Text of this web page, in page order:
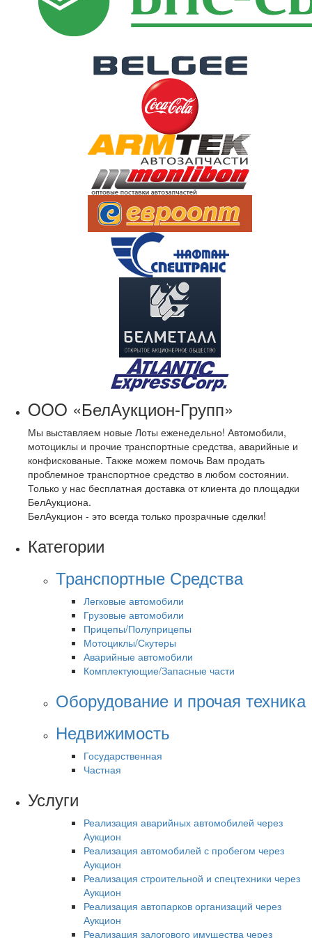
OOO «БелАукцион-Групп»
Мы выставляем новые Лоты еженедельно! Автомобили,
мотоциклы и прочие транспортные средства, аварийные и
конфискованые. Также можем помочь Вам продать
проблемное транспортное средство в любом состоянии.
Только у нас бесплатная доставка от клиента до площадки
БелАукциона.
БелАукцион - это всегда только прозрачные сделки!
Категории
Транспортные Средства
Легковые автомобили
Грузовые автомобили
Прицепы/Полуприцепы
Мотоциклы/Скутеры
Аварийные автомобили
Комплектующие/Запасные части
Оборудование и прочая техника
Недвижимость
Государственная
Частная
Услуги
Реализация аварийных автомобилей через
Аукцион
Реализация автомобилей с пробегом через
Аукцион
Реализация строительной и спецтехники через
Аукцион
Реализация автопарков организаций через
Аукцион
Реализация залогового имущества через